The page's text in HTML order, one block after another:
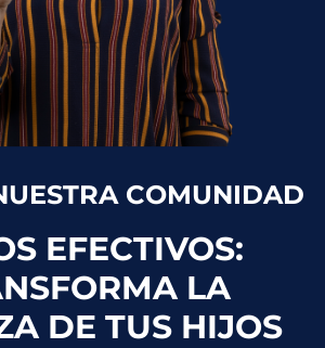
COMUNIDAD
EFECTIVOS:
LA
DE TUS HIJOS